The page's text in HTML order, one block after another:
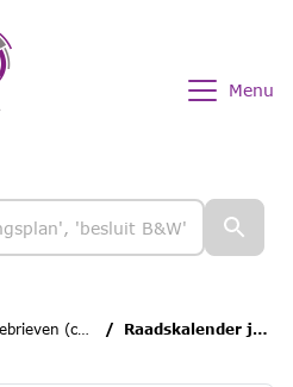
Menu
presidium e.a.) Raadskalender juni, juli, september 2026